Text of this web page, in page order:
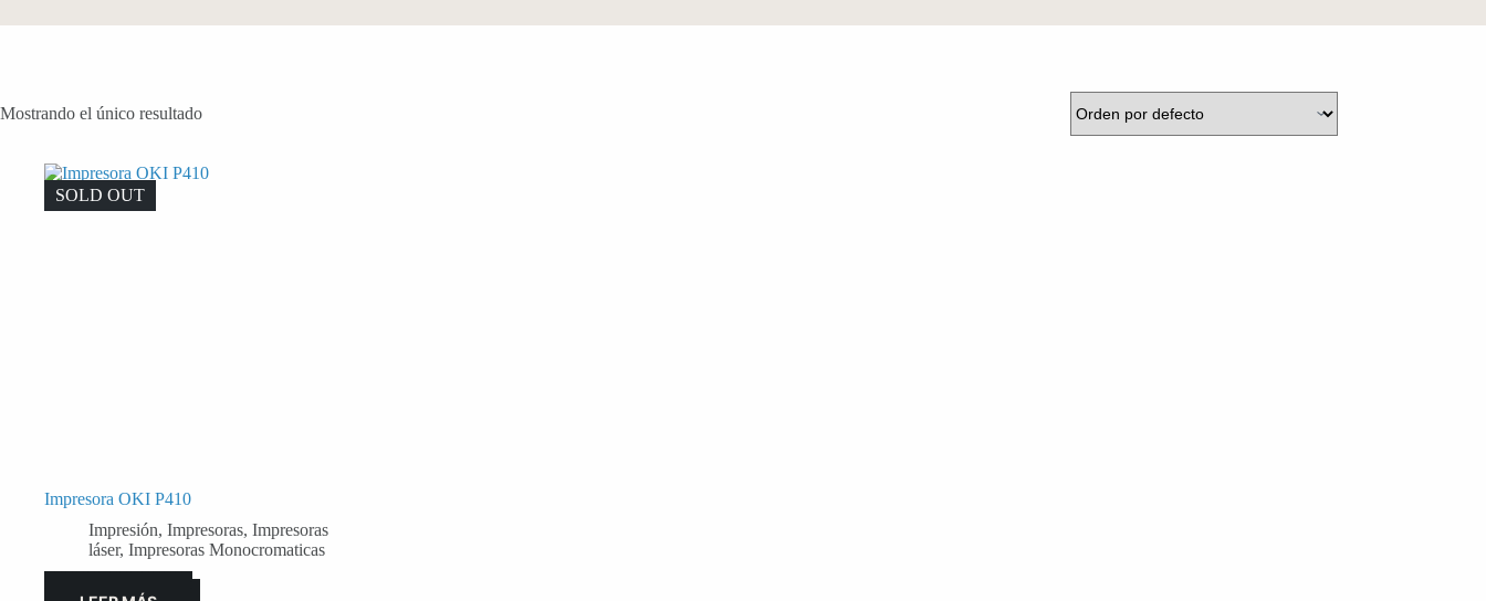
Mostrando el único resultado
SOLD OUT
Impresora OKI P410
Impresión, Impresoras, Impresoras
láser, Impresoras Monocromaticas